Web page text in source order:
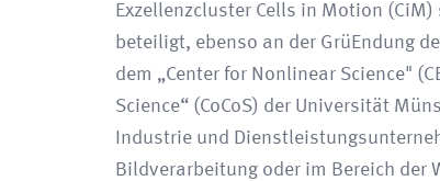
Exzellenzcluster Cells in Motion
beteiligt, ebenso an der GrüEndung
dem „Center for Nonlinear Science"
Science“ (CoCoS) der Universität
Industrie und
Bildverarbeitung oder im Bereich